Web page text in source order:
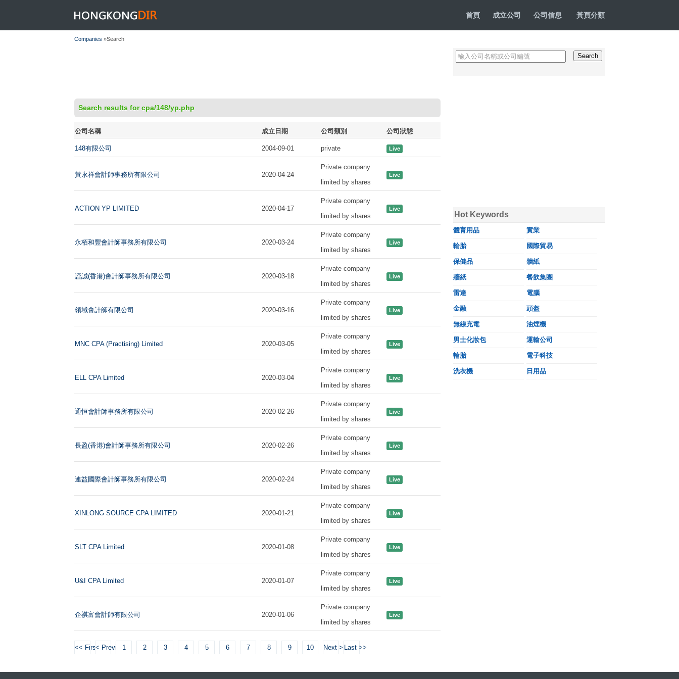
HONGKONGDIR 首頁 成立公司 公司信息 黃頁分類
Companies »Search
Search results for cpa/148/yp.php
公司名稱 成立日期 公司類別 公司狀態
148有限公司 2004-09-01 private Live
黃永祥會計師事務所有限公司 2020-04-24
Private company
limited by shares
Live
ACTION YP LIMITED 2020-04-17
Private company
limited by shares
Live
永栢和豐會計師事務所有限公司 2020-03-24
Private company
limited by shares
Live
謹誠(香港)會計師事務所有限公司 2020-03-18
Private company
limited by shares
Live
領域會計師有限公司 2020-03-16
Private company
limited by shares
Live
MNC CPA (Practising) Limited 2020-03-05
Private company
limited by shares
Live
ELL CPA Limited 2020-03-04
Private company
limited by shares
Live
通恒會計師事務所有限公司 2020-02-26
Private company
limited by shares
Live
長盈(香港)會計師事務所有限公司 2020-02-26
Private company
limited by shares
Live
連益國際會計師事務所有限公司 2020-02-24
Private company
limited by shares
Live
XINLONG SOURCE CPA LIMITED 2020-01-21
Private company
limited by shares
Live
SLT CPA Limited 2020-01-08
Private company
limited by shares
Live
U&I CPA Limited 2020-01-07
Private company
limited by shares
Live
企祺富會計師有限公司 2020-01-06
Private company
limited by shares
Live
<< First< Previous1 2 3 4 5 6 7 8 9 10 Next > Last >>
Hot Keywords
體育用品 實業
輪胎 國際貿易
保健品 牆紙
牆紙 餐飲集團
雷達 電腦
金融 頭盔
無線充電 油煙機
男士化妝包 運輸公司
輪胎 電子科技
洗衣機 日用品